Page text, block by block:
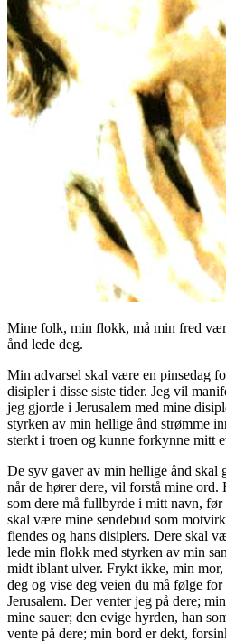
Mine folk, min flokk, må min fred
ånd lede deg.
Min advarsel skal være en pinsedag
disipler i disse siste tider. Jeg vil
jeg gjorde i Jerusalem med mine
styrken av min hellige ånd strømme
sterkt i troen og kunne forkynne mitt
De syv gaver av min hellige ånd skal
når de hører dere, vil forstå mine ord.
som dere må fullbyrde i mitt navn, før
skal være mine sendebud som
fiendes og hans disiplers. Dere skal
lede min flokk med styrken av min
midt iblant ulver. Frykt ikke, min
deg og vise deg veien du må følge
Jerusalem. Der venter jeg på dere;
mine sauer; den evige hyrden, han
vente på dere; min bord er dekt,